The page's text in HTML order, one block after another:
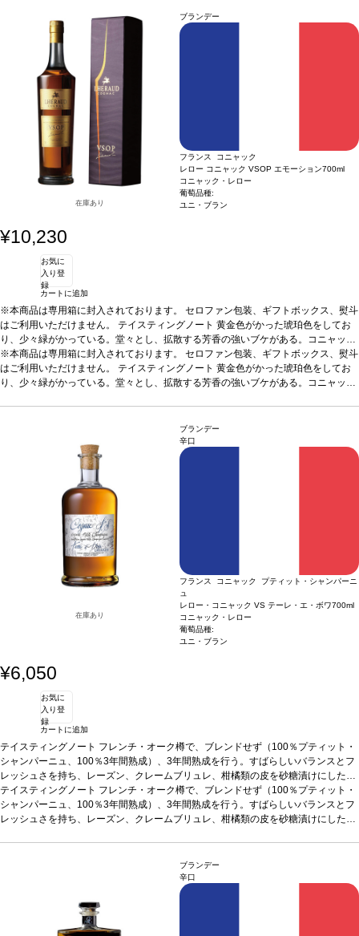
食前酒として、あるいはフォアグラやメロン、デザートと
葡萄品種 ユニ・ブラン100％
在庫あり
ブランデー
フランス コニャック
レロー コニャック VSOP エモーション700ml
コニャック・レロー
葡萄品種:
ユニ・ブラン
¥10,230
お気に
入り登
録
カートに追加
※本商品は専用箱に封入されております。 セロファン包装、ギフトボックス、熨斗
はご利用いただけません。 テイスティングノート 黄金色がかった琥珀色をしてお
り、少々緑がかっている。堂々とし、拡散する芳香の強いブケがある。コニャック
がグラスの中で開いて息をし始めると、ほのかな干し草とアーシーな香りに沿って
カラメル、オレンジ、チョコレート、花、スパイス等、多くのアロマがでてくる。
非常にスムーズで柔らかな風味で、素晴らしい力強さはあるが、圧倒させるようで
※本商品は専用箱に封入されております。 セロファン包装、ギフトボックス、熨斗
はご利用いただけません。 テイスティングノート 黄金色がかった琥珀色をしてお
り、少々緑がかっている。堂々とし、拡散する芳香の強いブケがある。コニャック
非常にスムーズで柔らかな風味で、素晴らしい力強さはあるが、圧倒させるようで
はない。素晴らしい余韻の長さを持ち、終りにこのコニャックに貢献している全て
が感じられる。JKW
在庫あり
ブランデー
辛口
フランス コニャック プティット・シャンパーニ
ュ
レロー・コニャック VS テーレ・エ・ボワ700ml
コニャック・レロー
葡萄品種:
ユニ・ブラン
¥6,050
お気に
入り登
録
カートに追加
テイスティングノート フレンチ・オーク樽で、ブレンドせず（100％プティット・
シャンパーニュ、100％3年間熟成）、3年間熟成を行う。すばらしいバランスとフ
レッシュさを持ち、レーズン、クレームブリュレ、柑橘類の皮を砂糖漬けにした味
わいを示す。合う料理食後酒としてお楽しみいただけます。
テイスティングノート フレンチ・オーク樽で、ブレンドせず（100％プティット・
シャンパーニュ、100％3年間熟成）、3年間熟成を行う。すばらしいバランスとフ
レッシュさを持ち、レーズン、クレームブリュレ、柑橘類の皮を砂糖漬けにした味
ブランデー
辛口